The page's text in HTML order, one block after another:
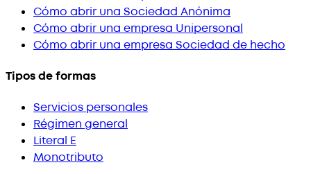
Cómo abrir una Sociedad Anónima
Cómo abrir una empresa Unipersonal
Cómo abrir una empresa Sociedad de hecho
Tipos de formas
Servicios personales
Régimen general
Literal E
Monotributo